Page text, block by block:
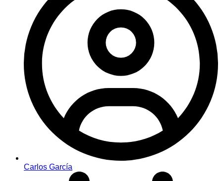
Carlos García